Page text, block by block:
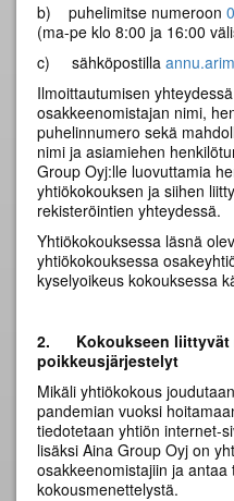
b) puhelimitse numeroon
(ma-pe klo 8:00 ja 16:00
c) sähköpostilla
Ilmoittautumisen
osakkeenomistajan nimi,
puhelinnumero sekä
nimi ja asiamiehen
Group Oyj:lle luovuttamia
yhtiökokouksen ja siihen
rekisteröintien yhteydessä.
Yhtiökokouksessa läsnä
yhtiökokouksessa
kyselyoikeus kokouksessa
2. Kokoukseen
poikkeusjärjestelyt
Mikäli yhtiökokous
pandemian vuoksi
tiedotetaan yhtiön internet-
lisäksi Aina Group Oyj on
osakkeenomistajiin ja
kokousmenettelystä.